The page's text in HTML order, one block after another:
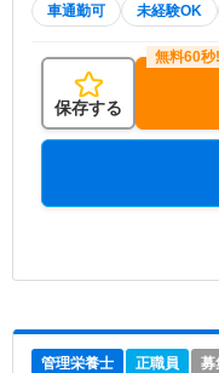
車通勤可 未経験OK
保存する
管理栄養士 正職員 募